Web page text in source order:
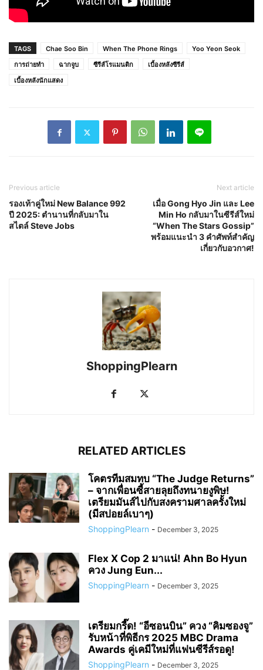
TAGS Chae Soo Bin When The Phone Rings
Yoo Yeon Seok
การถ่ายทำ
ฉากจูบ ซีรีส์โรแมนติก
เบื้องหลังซีรีส์
เบื้องหลังนักแสดง
Previous article
รองเท้าคู่ใหม่ New Balance 992
ปี 2025: ตำนานที่กลับมาใน
สไตล์ Steve Jobs
Next article
เมื่อ Gong Hyo Jin และ Lee
Min Ho กลับมาในซีรีส์ใหม่
“When The Stars Gossip”
พร้อมแนะนำ 3 คำศัพท์สำคัญ
เกี่ยวกับอวกาศ!
ShoppingPlearn
RELATED ARTICLES
โคตรทีมสมทบ “The Judge Returns”
– จากเพื่อนซี้สายลุยถึงทนายงูพิษ!
เตรียมมันส์ไปกับสงครามศาลครั้งใหม่
(มีสปอยล์เบาๆ)
ShoppingPlearn - December 3, 2025
Flex X Cop 2 มาแน่! Ahn Bo Hyun
ควง Jung Eun...
ShoppingPlearn - December 3, 2025
เตรียมกรี๊ด! “อีซอนบิน” ควง “คิมซองจู”
รับหน้าที่พิธีกร 2025 MBC Drama
Awards คู่เคมีใหม่ที่แฟนซีรีส์รอดู!
ShoppingPlearn - December 3, 2025